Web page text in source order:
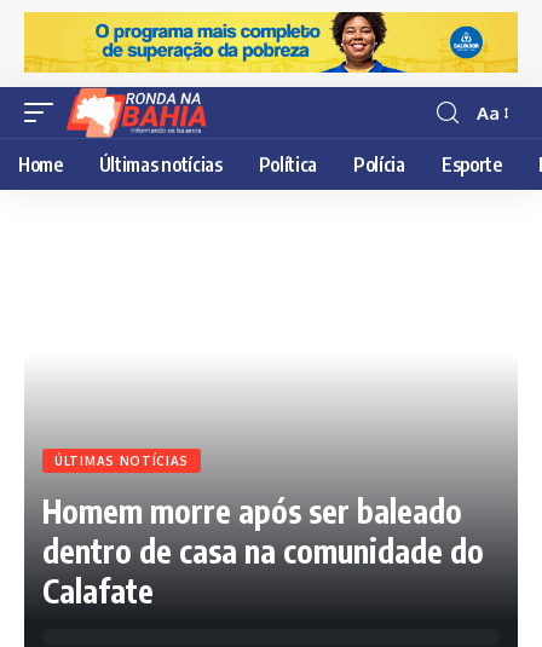
Resisor
de
fonte
Aa
Home Últimas notícias Política Polícia Esporte
ÚLTIMAS NOTÍCIAS
Homem morre após ser baleado
dentro de casa na comunidade do
Calafate